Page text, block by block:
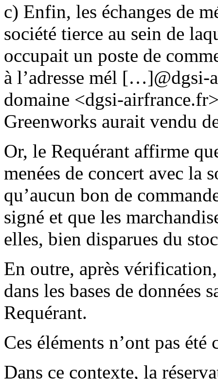
c) Enfin, les échanges de
société tierce au sein de
occupait un poste de
à l’adresse mél
domaine <dgsi-
Greenworks aurait vendu
Or, le Requérant affirme
menées de concert avec la
qu’aucun bon de
signé et que les
elles, bien disparues du
En outre, après
dans les bases de données
Requérant.
Ces éléments n’ont pas
Dans ce contexte, la